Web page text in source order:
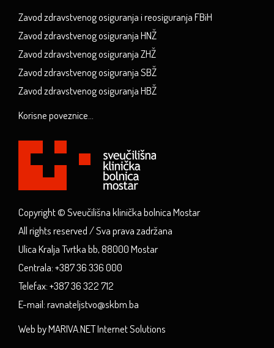
Zavod zdravstvenog osiguranja i reosiguranja FBiH
Zavod zdravstvenog osiguranja HNŽ
Zavod zdravstvenog osiguranja ZHŽ
Zavod zdravstvenog osiguranja SBŽ
Zavod zdravstvenog osiguranja HBŽ
Korisne poveznice...
Copyright © Sveučilišna klinička bolnica Mostar
All rights reserved / Sva prava zadržana
Ulica Kralja Tvrtka bb, 88000 Mostar
Centrala: +387 36 336 000
Telefax: +387 36 322 712
E-mail: ravnateljstvo@skbm.ba
Web by MARIVA.NET Internet Solutions